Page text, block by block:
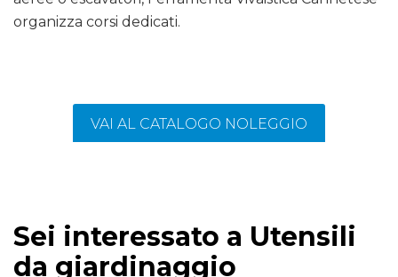
organizza corsi dedicati.
VAI AL CATALOGO NOLEGGIO
Sei interessato a Utensili
da giardinaggio